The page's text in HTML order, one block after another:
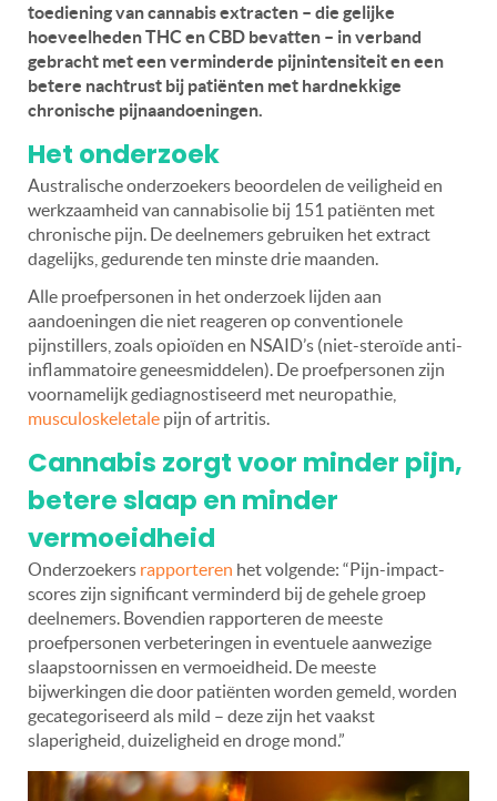
toediening van cannabis extracten – die gelijke
hoeveelheden THC en CBD bevatten – in verband
gebracht met een verminderde pijnintensiteit en een
betere nachtrust bij patiënten met hardnekkige
chronische pijnaandoeningen.
Het onderzoek
Australische onderzoekers beoordelen de veiligheid en
werkzaamheid van cannabisolie bij 151 patiënten met
chronische pijn. De deelnemers gebruiken het extract
dagelijks, gedurende ten minste drie maanden.
Alle proefpersonen in het onderzoek lijden aan
aandoeningen die niet reageren op conventionele
pijnstillers, zoals opioïden en NSAID’s (niet-steroïde anti-
inflammatoire geneesmiddelen). De proefpersonen zijn
voornamelijk gediagnostiseerd met neuropathie,
musculoskeletale pijn of artritis.
Cannabis zorgt voor minder pijn,
betere slaap en minder
vermoeidheid
Onderzoekers rapporteren het volgende: “Pijn-impact-
scores zijn significant verminderd bij de gehele groep
deelnemers. Bovendien rapporteren de meeste
proefpersonen verbeteringen in eventuele aanwezige
slaapstoornissen en vermoeidheid. De meeste
bijwerkingen die door patiënten worden gemeld, worden
gecategoriseerd als mild – deze zijn het vaakst
slaperigheid, duizeligheid en droge mond.”